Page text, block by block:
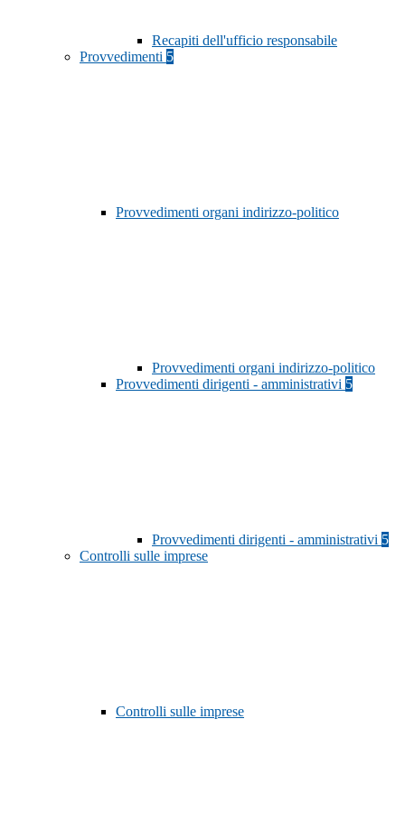
Recapiti dell'ufficio responsabile
Provvedimenti 5
Provvedimenti organi indirizzo-politico
Provvedimenti organi indirizzo-politico
Provvedimenti dirigenti - amministrativi 5
Provvedimenti dirigenti - amministrativi 5
Controlli sulle imprese
Controlli sulle imprese